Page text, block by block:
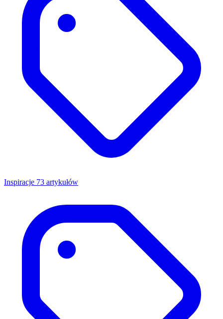
Inspiracje 73 artykułów